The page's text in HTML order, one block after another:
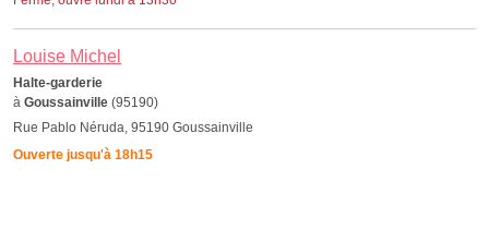
Louise Michel
Halte-garderie
à Goussainville (95190)
Rue Pablo Néruda, 95190 Goussainville
Ouverte jusqu'à 18h15